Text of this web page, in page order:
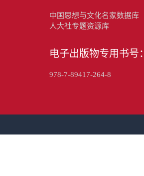
中国思想与文化名家数据库
人大社专题资源库
电子出版物专用书号：
978-7-89417-264-8